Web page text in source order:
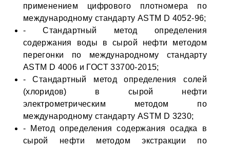
применением цифрового плотномера по
международному стандарту ASTM D 4052-96;
- Стандартный метод определения
содержания воды в сырой нефти методом
перегонки по международному стандарту
ASTM D 4006 и ГОСТ 33700-2015;
- Стандартный метод определения солей
(хлоридов) в сырой нефти
электрометрическим методом по
международному стандарту ASTM D 3230;
- Метод определения содержания осадка в
сырой нефти методом экстракции по